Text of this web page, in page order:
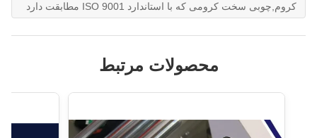
کروم,چوبی سخت کرومی که با استاندارد ISO 9001 مطابقت دارد
محصولات مرتبط